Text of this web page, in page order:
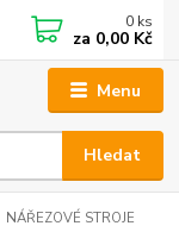
Menu
Hledat
0 ks
za 0,00 Kč
NÁŘEZOVÉ STROJE